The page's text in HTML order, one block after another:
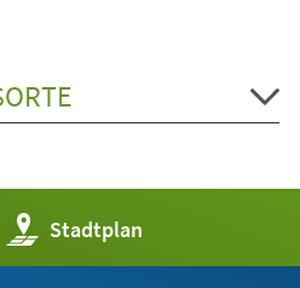
Stadtplan
(Öffnet
in
einem